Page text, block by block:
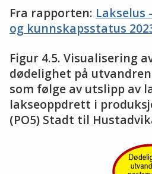
Fra rapporten: Lakselus
og kunnskapsstatus
Figur 4.5. Visualisering
dødelighet på
som følge av utslipp av
lakseoppdrett i
(PO5) Stadt til